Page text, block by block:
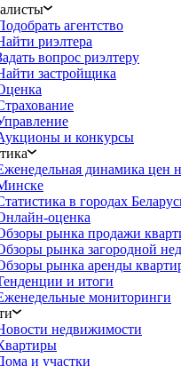
агентство
риэлтера
вопрос риэлтеру
застройщика
и конкурсы
динамика цен
в городах
оценка
рынка продажи
рынка загородной
рынка аренды
и итоги
мониторинги
недвижимости
и участки